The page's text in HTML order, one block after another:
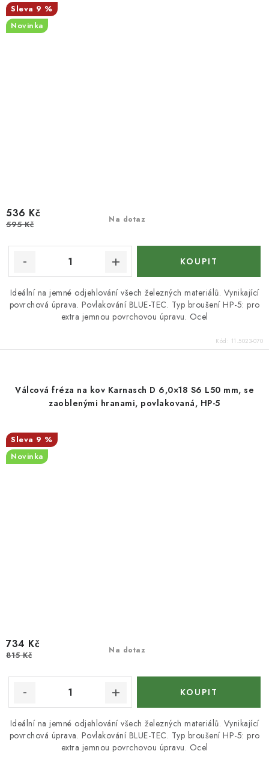
9 %
Novinka
Na dotaz
536 Kč
595 Kč
Ideální na jemné odjehlování všech železných materiálů. Vynikající
povrchová úprava. Povlakování BLUE-TEC. Typ broušení HP-5: pro
extra jemnou povrchovou úpravu. Ocel
Kód: 11.5023-070
Válcová fréza na kov Karnasch D 6,0×18 S6 L50 mm, se
zaoblenými hranami, povlakovaná, HP-5
9 %
Novinka
Na dotaz
734 Kč
815 Kč
Ideální na jemné odjehlování všech železných materiálů. Vynikající
povrchová úprava. Povlakování BLUE-TEC. Typ broušení HP-5: pro
extra jemnou povrchovou úpravu. Ocel